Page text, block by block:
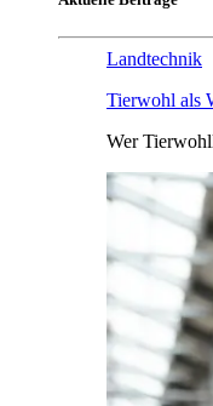
Landtechnik
Tierwohl als
Wer